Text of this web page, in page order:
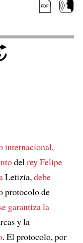
internacional,
del rey Felipe
Letizia, debe
protocolo de
garantiza la
y la
. El protocolo, por